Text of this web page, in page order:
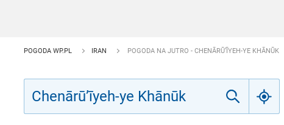
POGODA WP.PL IRAN POGODA NA JUTRO - CHENĀRŪ’ĪYEH-YE KHĀNŪK